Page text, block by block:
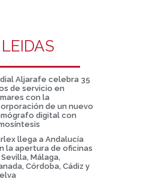
Aljarafe celebra 35
de servicio en
con la
de un nuevo
digital con
llega a Andalucía
la apertura de oficinas
Málaga,
Córdoba, Cádiz y